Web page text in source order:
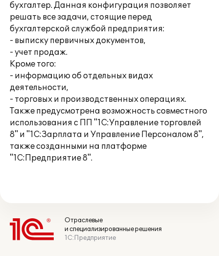
бухгалтер. Данная конфигурация позволяет
решать все задачи, стоящие перед
бухгалтерской службой предприятия:
- выписку первичных документов,
- учет продаж.
Кроме того:
- информацию об отдельных видах
деятельности,
- торговых и производственных операциях.
Также предусмотрена возможность совместного
использования с ПП "1С:Управление торговлей
8" и "1С:Зарплата и Управление Персоналом 8",
также созданными на платформе
"1С:Предприятие 8".
Отраслевые
и специализированные решения
1С:Предприятие